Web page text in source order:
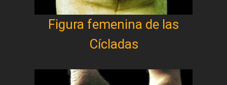
Figura femenina de las
Cícladas